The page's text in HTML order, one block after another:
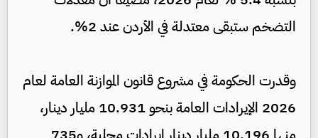
التضخم ستبقى معتدلة في الأردن عند 2%.
وقدرت الحكومة في مشروع قانون الموازنة العامة لعام
2026 الإيرادات العامة بنحو 10.931 مليار دينار،